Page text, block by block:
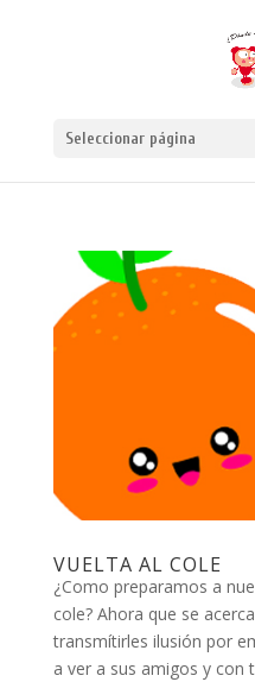
Seleccionar página
VUELTA AL COLE
¿Como preparamos a
cole? Ahora que se
transmítirles ilusión por
a ver a sus amigos y con